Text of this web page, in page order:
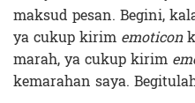
maksud pesan. Begini,
ya cukup kirim emoticon
marah, ya cukup kirim
kemarahan saya.